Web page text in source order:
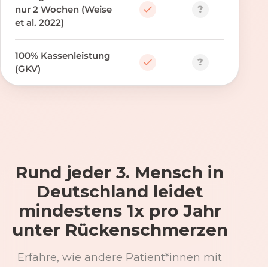
nur 2 Wochen (Weise
et al. 2022)
?
100% Kassenleistung
(GKV)
?
Rund jeder 3. Mensch in
Deutschland leidet
mindestens 1x pro Jahr
unter Rückenschmerzen
Erfahre, wie andere Patient*innen mit